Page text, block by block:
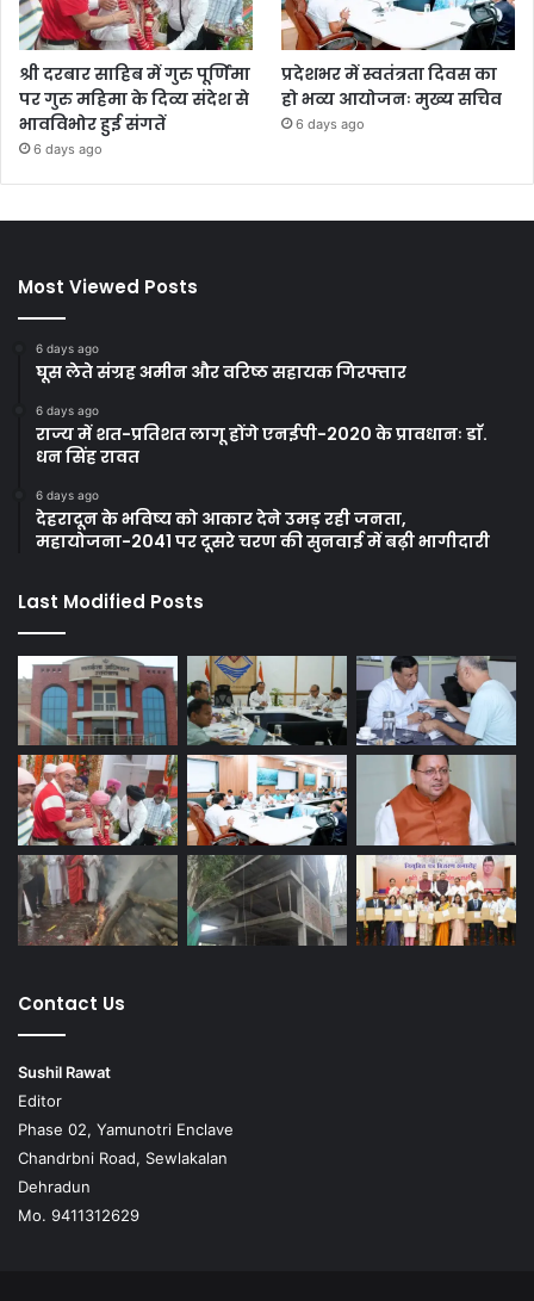
श्री दरबार साहिब में गुरु पूर्णिमा
पर गुरु महिमा के दिव्य संदेश से
भावविभोर हुई संगतें
6 days ago
प्रदेशभर में स्वतंत्रता दिवस का
हो भव्य आयोजनः मुख्य सचिव
6 days ago
Most Viewed Posts
6 days ago
घूस लेते संग्रह अमीन और वरिष्ठ सहायक गिरफ्तार
6 days ago
राज्य में शत-प्रतिशत लागू होंगे एनईपी-2020 के प्रावधानः डाॅ.
धन सिंह रावत
6 days ago
देहरादून के भविष्य को आकार देने उमड़ रही जनता,
महायोजना-2041 पर दूसरे चरण की सुनवाई में बढ़ी भागीदारी
Last Modified Posts
Contact Us
Sushil Rawat
Editor
Phase 02, Yamunotri Enclave
Chandrbni Road, Sewlakalan
Dehradun
Mo. 9411312629